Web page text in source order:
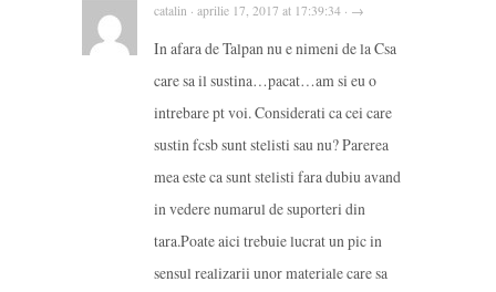
catalin · aprilie 17, 2017 at 17:39:34 · →
In afara de Talpan nu e nimeni de la Csa
care sa il sustina…pacat…am si eu o
intrebare pt voi. Considerati ca cei care
sustin fcsb sunt stelisti sau nu? Parerea
mea este ca sunt stelisti fara dubiu avand
in vedere numarul de suporteri din
tara.Poate aici trebuie lucrat un pic in
sensul realizarii unor materiale care sa